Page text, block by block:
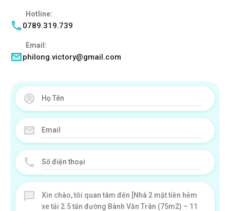
Hotline:
0789.319.739
Email:
philong.victory@gmail.com